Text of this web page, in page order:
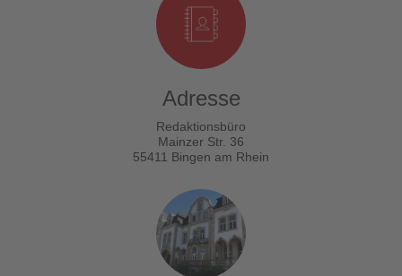
Adresse
Redaktionsbüro
Mainzer Str. 36
55411 Bingen am Rhein